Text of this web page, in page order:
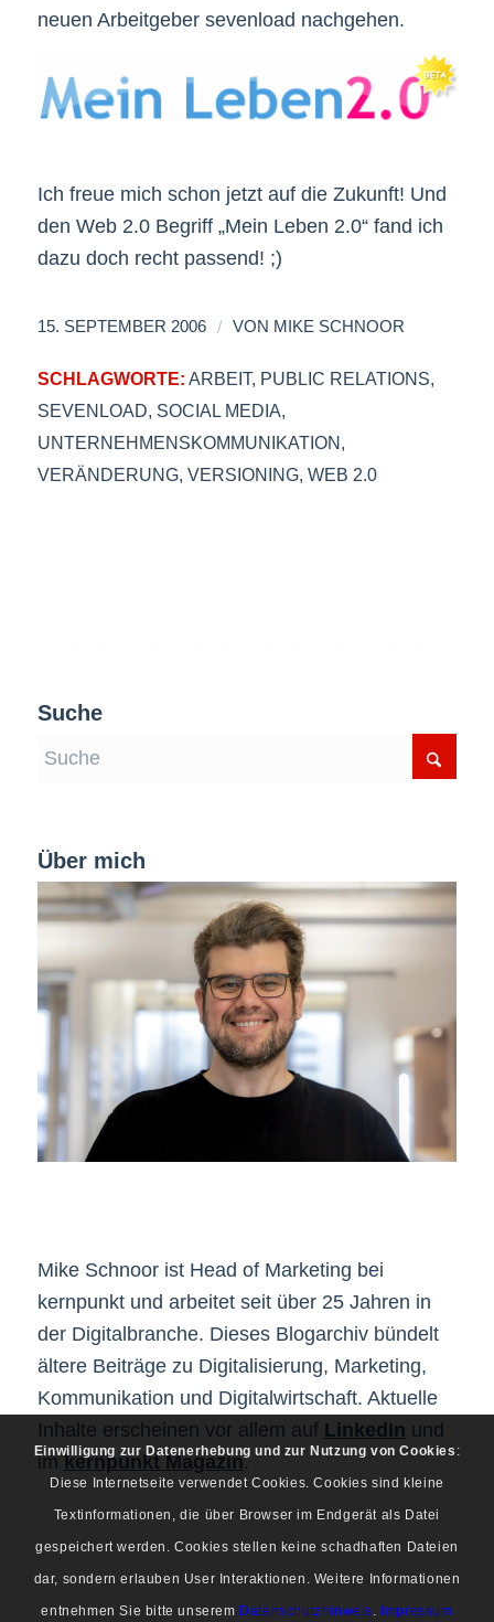
neuen Arbeitgeber sevenload nachgehen.
Ich freue mich schon jetzt auf die Zukunft! Und
den Web 2.0 Begriff „Mein Leben 2.0“ fand ich
dazu doch recht passend! ;)
15. SEPTEMBER 2006 / VON MIKE SCHNOOR
SCHLAGWORTE: ARBEIT, PUBLIC RELATIONS,
SEVENLOAD, SOCIAL MEDIA,
UNTERNEHMENSKOMMUNIKATION,
VERÄNDERUNG, VERSIONING, WEB 2.0
Suche
Über mich
Mike Schnoor ist Head of Marketing bei
kernpunkt und arbeitet seit über 25 Jahren in
der Digitalbranche. Dieses Blogarchiv bündelt
ältere Beiträge zu Digitalisierung, Marketing,
Kommunikation und Digitalwirtschaft. Aktuelle
Inhalte erscheinen vor allem auf LinkedIn und
imkernpunkt Magazin.
Einwilligung zur Datenerhebung und zur Nutzung von Cookies :
Diese Internetseite verwendet Cookies. Cookies sind kleine
Textinformationen, die über Browser im Endgerät als Datei
gespeichert werden. Cookies stellen keine schadhaften Dateien
dar, sondern erlauben User Interaktionen. Weitere Informationen
entnehmen Sie bitte unserem Datenschutzhinweis. Impressum